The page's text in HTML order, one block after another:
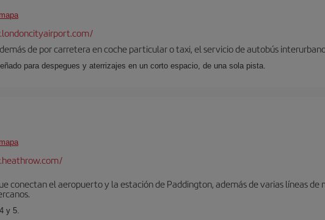
de por carretera en coche particular o taxi, el servicio de autobús
para despegues y aterrizajes en un corto espacio, de una sola pista.
conectan el aeropuerto y la estación de Paddington, además de varias líneas
y 5.